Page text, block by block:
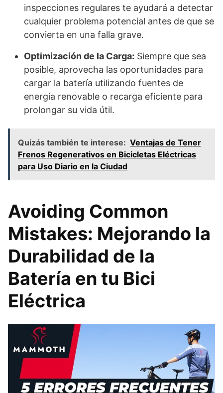
inspecciones regulares te ayudará a detectar
cualquier problema potencial antes de que se
convierta en una falla grave.
Optimización de la Carga: Siempre que sea
posible, aprovecha las oportunidades para
cargar la batería utilizando fuentes de
energía renovable o recarga eficiente para
prolongar su vida útil.
Quizás también te interese: Ventajas de Tener
Frenos Regenerativos en Bicicletas Eléctricas
para Uso Diario en la Ciudad
Avoiding Common
Mistakes: Mejorando la
Durabilidad de la
Batería en tu Bici
Eléctrica